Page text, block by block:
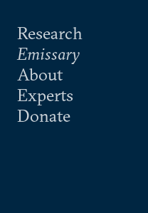
Research
Emissary
About
Experts
Donate